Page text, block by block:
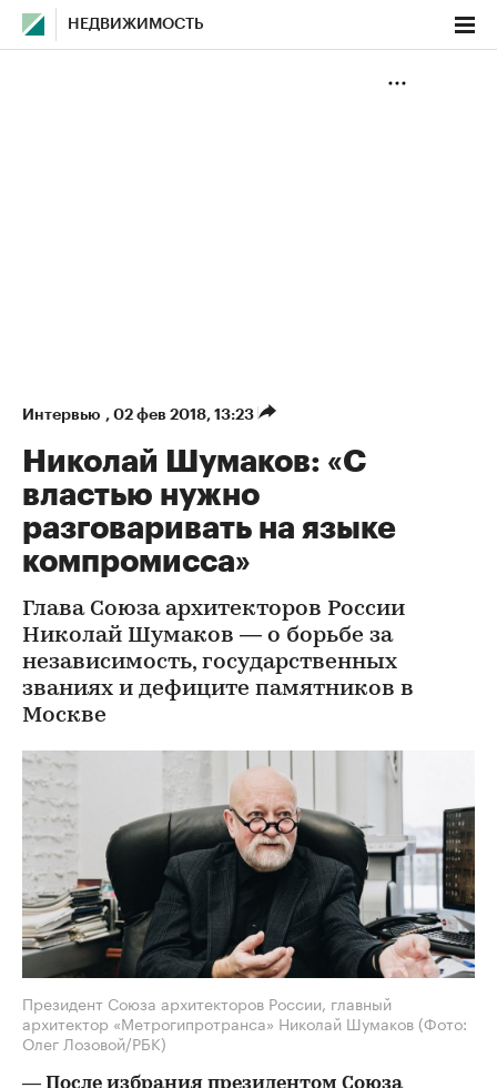
НЕДВИЖИМОСТЬ
Интервью , 02 фев 2018, 13:23
Николай Шумаков: «С
властью нужно
разговаривать на языке
компромисса»
Глава Союза архитекторов России
Николай Шумаков — о борьбе за
независимость, государственных
званиях и дефиците памятников в
Москве
Президент Союза архитекторов России, главный
архитектор «Метрогипротранса» Николай Шумаков (Фото:
Олег Лозовой/РБК)
​— После избрания президентом Союза